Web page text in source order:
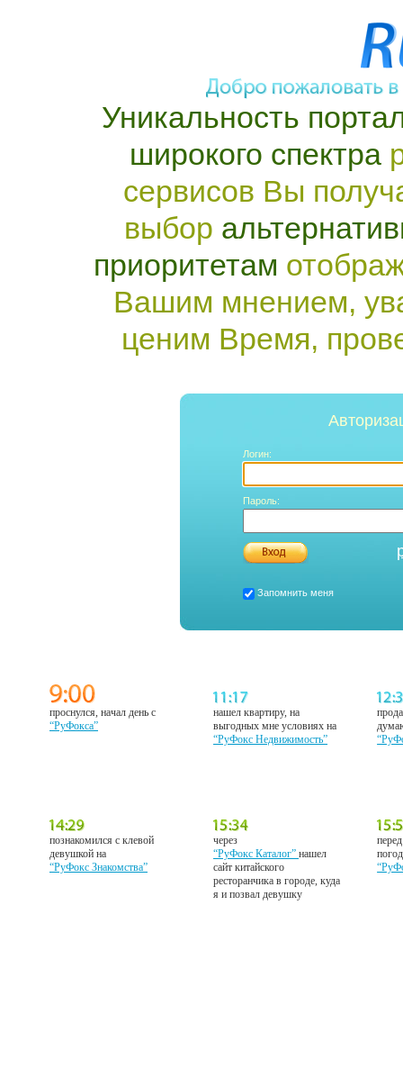
Уникальность
широкого спектра
сервисов Вы
выбор
приоритетам
Вашим мнением,
ценим Время,
Логин:
Пароль:
Запомнить меня
проснулся, начал день с
“РуФокса”
нашел квартиру, на
выгодных мне условиях на
“РуФокс Недвижимость”
познакомился с клевой
девушкой на
“РуФокс Знакомства”
через
“РуФокс Каталог”нашел
сайт китайского
ресторанчика в городе, куда
я и позвал девушку